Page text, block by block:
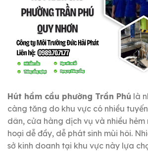
Hút hầm cầu phường Trần Phú là
càng tăng do khu vực có nhiều
dân, cửa hàng dịch vụ và nhiều hẻm
hoại dễ đầy, dễ phát sinh mùi hôi.
sở kinh doanh tại khu vực này lựa